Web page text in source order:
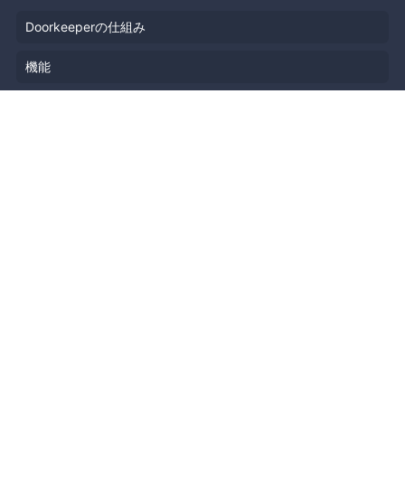
Doorkeeperの仕組み
機能